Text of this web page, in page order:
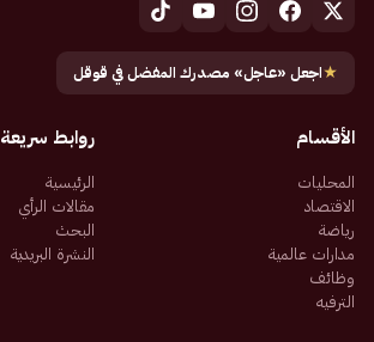
★اجعل «عاجل» مصدرك المفضل في قوقل
الأقسام
المحليات
الاقتصاد
رياضة
مدارات عالمية
وظائف
الترفيه
روابط سريعة
الرئيسية
مقالات الرأي
البحث
النشرة البريدية